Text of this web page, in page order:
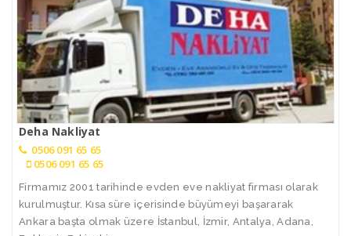
Deha Nakliyat
0506 091 65 65
0506 091 65 65
Firmamız 2001 tarihinde evden eve nakliyat firması olarak
kurulmuştur. Kısa süre içerisinde büyümeyi başararak
Ankara başta olmak üzere İstanbul, İzmir, Antalya, Adana,